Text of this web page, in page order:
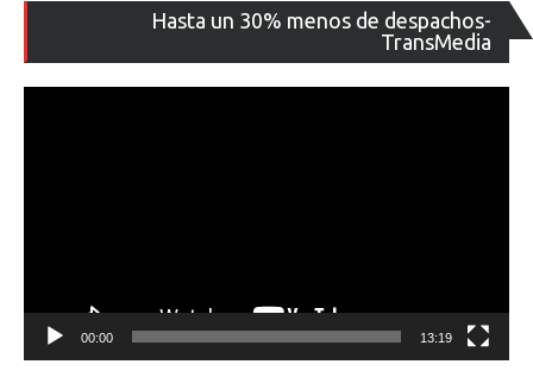
Hasta un 30% menos de despachos-
TransMedia
de
00:00 13:19